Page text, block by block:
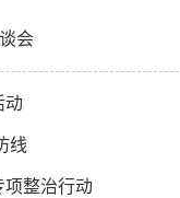
会
动
线
项整治行动